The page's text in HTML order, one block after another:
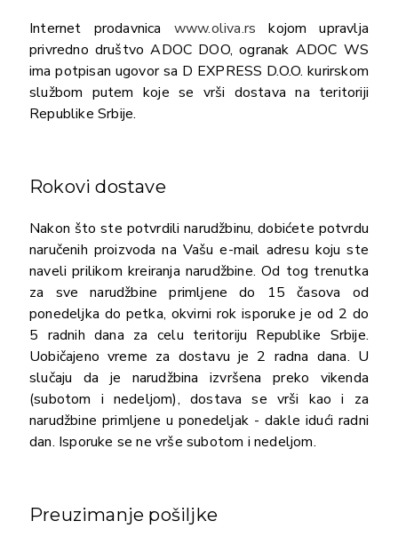
Internet prodavnica www.oliva.rs kojom upravlja
privredno društvo ADOC DOO, ogranak ADOC WS
ima potpisan ugovor sa D EXPRESS D.O.O. kurirskom
službom putem koje se vrši dostava na teritoriji
Republike Srbije.
Rokovi dostave
Nakon što ste potvrdili narudžbinu, dobićete potvrdu
naručenih proizvoda na Vašu e-mail adresu koju ste
naveli prilikom kreiranja narudžbine. Od tog trenutka
za sve narudžbine primljene do 15 časova od
ponedeljka do petka, okvirni rok isporuke je od 2 do
5 radnih dana za celu teritoriju Republike Srbije.
Uobičajeno vreme za dostavu je 2 radna dana. U
slučaju da je narudžbina izvršena preko vikenda
(subotom i nedeljom), dostava se vrši kao i za
narudžbine primljene u ponedeljak - dakle idući radni
dan. Isporuke se ne vrše subotom i nedeljom.
Preuzimanje pošiljke